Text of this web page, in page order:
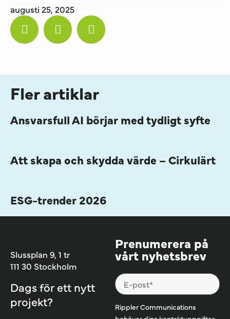
augusti 25, 2025
Fler artiklar
Ansvarsfull AI börjar med tydligt syfte
Att skapa och skydda värde – Cirkulärt
ESG-trender 2026
Slussplan 9, 1 tr
111 30 Stockholm
Dags för ett nytt
projekt?
Prenumerera på
vårt nyhetsbrev
Rippler Communications